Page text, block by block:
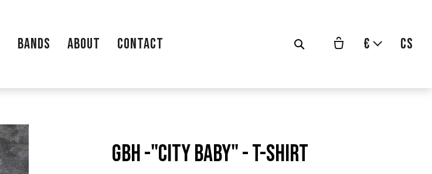
BANDS ABOUT CONTACT € cs
GBH -"CITY BABY" - T-SHIRT